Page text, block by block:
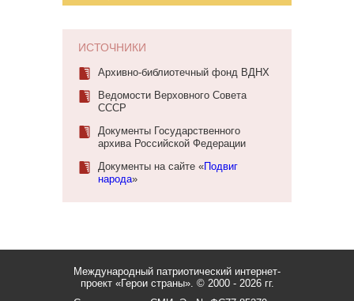
ИСТОЧНИКИ
Архивно-библиотечный фонд ВДНХ
Ведомости Верховного Совета
СССР
Документы Государственного
архива Российской Федерации
Документы на сайте «Подвиг
народа»
Международный патриотический интернет-
проект «Герои страны». © 2000 - 2026 гг.